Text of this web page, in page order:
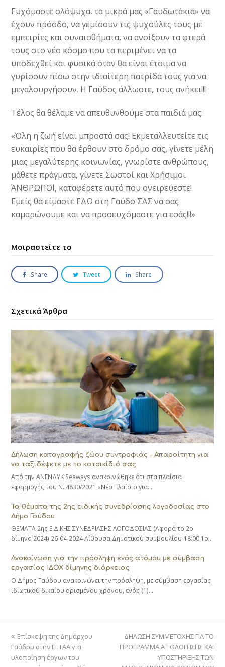
Ευχόμαστε ολόψυχα, τα μικρά μας «Γαυδωτάκια» να
έχουν πρόοδο, να γεμίσουν τις ψυχούλες τους με
εμπειρίες και συναισθήματα, να ανοίξουν τα φτερά
τους στο νέο κόσμο που τα περιμένει να τα
υποδεχθεί και φυσικά όταν θα είναι έτοιμα να
γυρίσουν πίσω στην ιδιαίτερη πατρίδα τους για να
μεγαλουργήσουν. Η Γαύδος άλλωστε, τους ανήκει!!!
Τέλος θα θέλαμε να απευθυνθούμε στα παιδιά μας:
«Όλη η ζωή είναι μπροστά σας! Εκμεταλλευτείτε τις
ευκαιρίες που θα έρθουν στο δρόμο σας, γίνετε μέλη
μιας μεγαλύτερης κοινωνίας, γνωρίστε ανθρώπους,
μάθετε πράγματα, γίνετε Σωστοί και Χρήσιμοι
ΆΝΘΡΩΠΟΙ, καταφέρετε αυτό που ονειρεύεστε!
Εμείς θα είμαστε ΕΔΩ στη Γαύδο ΣΑΣ να σας
καμαρώνουμε και να προσευχόμαστε για εσάς!!!»
Μοιραστείτε το
Share Tweet Share
Σχετικά Άρθρα
Δήλωση καταγραφής ζώου συντροφιάς – Απαραίτητη για
να ταξιδέψετε με το κατοικίδιό σας
Από την ΑΝΕΝΔΥΚ Seaways ανακοινώθηκε ότι στα πλαίσια
εφαρμογής του Ν. 4830/2021 «Νέο πλαίσιο για…
Τα θέματα της 2ης ειδικής συνεδρίασης λογοδοσίας στο
Δήμο Γαύδου
ΘΕΜΑΤΑ 2ης ΕΙΔΙΚΗΣ ΣΥΝΕΔΡΙΑΣΗΣ ΛΟΓΟΔΟΣΙΑΣ (Αφορά το 2o
δίμηνο 2024) 26-04-2024 Αίθουσα Δημοτικού συμβουλίου-18:00 1ο…
Ανακοίνωση για την πρόσληψη ενός ατόμου με σύμβαση
εργασίας ΙΔΟΧ δίμηνης διάρκειας
Ο Δήμος Γαύδου ανακοινώνει την πρόσληψη, με σύμβαση εργασίας
ιδιωτικού δικαίου ορισμένου χρόνου, ενός (1)…
previous
post:
Επίσκεψη της Δημάρχου
Γαύδου στην ΕΕΤΑΑ για
υλοποίηση έργων του
next
post:
ΔΗΛΩΣΗ ΣΥΜΜΕΤΟΧΗΣ ΓΙΑ ΤΟ
ΠΡΟΓΡΑΜΜΑ ΑΞΙΟΛΟΓΗΣΗΣ ΚΑΙ
ΥΠΟΣΤΗΡΙΞΗΣ ΤΩΝ